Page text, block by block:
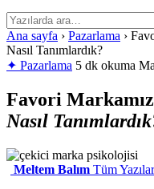
Ana sayfa › Pazarlama ›
Nasıl Tanımlardık?
✦ Pazarlama 5 dk okuma
Favori
Nasıl
Meltem Balım Tüm